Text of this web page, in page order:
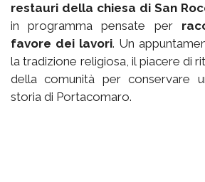
restauri della chiesa di San
in programma pensate per
favore dei lavori. Un
la tradizione religiosa, il piacere di
della comunità per conservare
storia di Portacomaro.